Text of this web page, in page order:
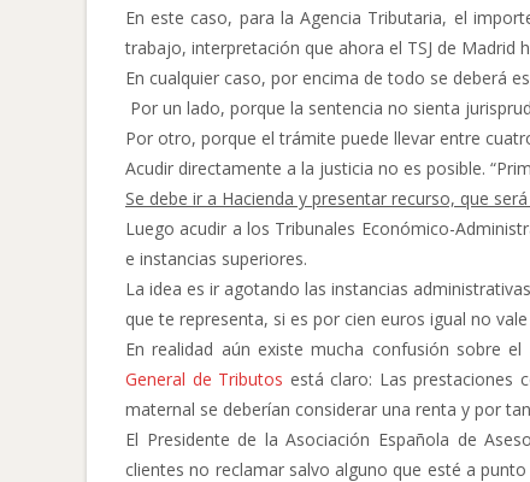
En este caso, para la Agencia Tributaria, el
trabajo, interpretación que ahora el TSJ de Madrid
En cualquier caso, por encima de todo se deberá
Por un lado, porque la sentencia no sienta
Por otro, porque el trámite puede llevar entre
Acudir directamente a la justicia no es posible.
Se debe ir a Hacienda y presentar recurso, que
Luego acudir a los Tribunales Económico-
e instancias superiores.
La idea es ir agotando las instancias
que te representa, si es por cien euros igual no
En realidad aún existe mucha confusión sobre
General de Tributos está claro: Las prestaciones
maternal se deberían considerar una renta y por
El Presidente de la Asociación Española de
clientes no reclamar salvo alguno que esté a